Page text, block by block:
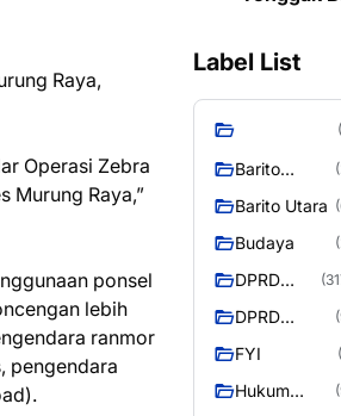
Raya,
Operasi Zebra
Murung Raya,”
ponsel
lebih
ranmor
pengendara
Label List
Barito
Barito Utara
Budaya
DPRD
Utara
DPRD
RAYA
FYI
Hukum